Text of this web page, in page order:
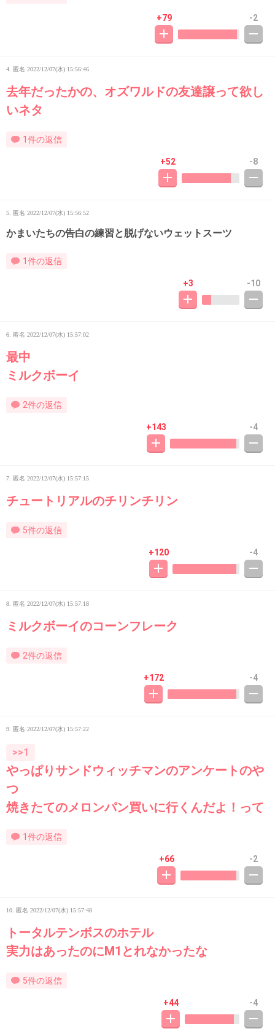
+79 -2
4. 匿名 2022/12/07(水) 15:56:46
去年だったかの、オズワルドの友達譲って欲し
いネタ
1件の返信
+52 -8
5. 匿名 2022/12/07(水) 15:56:52
かまいたちの告白の練習と脱げないウェットスーツ
1件の返信
+3 -10
6. 匿名 2022/12/07(水) 15:57:02
最中
ミルクボーイ
2件の返信
+143 -4
7. 匿名 2022/12/07(水) 15:57:15
チュートリアルのチリンチリン
5件の返信
+120 -4
8. 匿名 2022/12/07(水) 15:57:18
ミルクボーイのコーンフレーク
2件の返信
+172 -4
9. 匿名 2022/12/07(水) 15:57:22
>>1
やっぱりサンドウィッチマンのアンケートのや
つ
焼きたてのメロンパン買いに行くんだよ！って
1件の返信
+66 -2
10. 匿名 2022/12/07(水) 15:57:48
トータルテンボスのホテル
実力はあったのにM1とれなかったな
5件の返信
+44 -4